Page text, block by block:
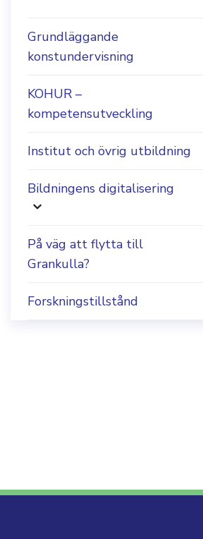
Grundläggande
konstundervisning
KOHUR –
kompetensutveckling
Institut och övrig utbildning
Bildningens digitalisering
På väg att flytta till
Grankulla?
Forskningstillstånd